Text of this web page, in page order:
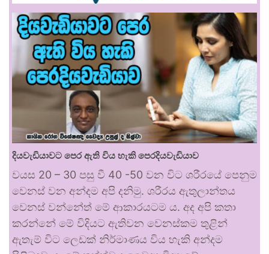
දියවැඩියාවට පෙර ඇති විය හැකි පෙරදියවැඩියාව
වයස 20 – 30 පසු වී 40 -50 වන විට ශරීරයේ පෙනුම
වෙනස් වන අන්දම අපි දනිමු. ශරීරය ඇතුලාන්තය
වෙනස් වන්නේත් මේ ආකාරයටම ය. අද අපි කතා
කරන්නේ මේ විදියට ඇතිවන වෙනස්කම තුළින්
ඇතැම් විට ලෙඩක් නිර්මාණය විය හැකි අන්දම